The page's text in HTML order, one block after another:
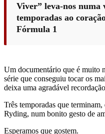
Viver” leva-nos numa
temporadas ao
Fórmula 1
Um documentário que é muito
série que conseguiu tocar os
deixa uma agradável
Três temporadas que
Ryding, num bonito gesto de
Esperamos que gostem.